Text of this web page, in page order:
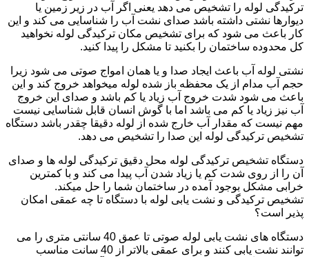
ترکیدگی لوله را تشخیص می دهد یعنی اگر آب در زیر زمین یا
دیوارها نشتی داشته باشد صدای نشت آب را شناسایی می کند و این
کار باعث می شود که برای تشخیص مکان ترکیدگی لوله نخواهید
کل محدوده ساختمان را بکنید تا مشکل را پیدا کنید.
نشتی لوله آب باعث ایجاد صدا و یا همان امواج صوتی می شود زیرا
حجم آب مدام از یک محفظه باز شده لوله میخواهد خروج کند و این
باعث می شود شدت خروج آب زیاد یا کم باشد و صدای این خروج
آب نیز زیاد یا کم می باشد اما با گوش انسان قابل شناسایی نیست
مهم نیست که مقدار آب خارج شده از لوله دقیقا چقدر باشد دستگاه
تشخیص ترکیدگی لوله این صدا را تشخیص می دهد.
دستگاه تشخیص ترکیدگی لوله محل دقیق ترکیدگی لوله ها و صدای
آن را از روی شدت کم یا زیاد شدن آب پیدا می کند و با کمترین
خرابی مشکل بوجود آمده در ساختمان شما را حل میکند.
تشخیص ترکیدگی و نشت یابی لوله با دستگاه تا چه عمقی امکان
پذیر است؟
دستگاه های نشت یابی لوله صوتی تا عمق 40 سانتی متری را می
توانند نشت یابی کنند و برای عمقی بالاتر از 40 سانت مناسب